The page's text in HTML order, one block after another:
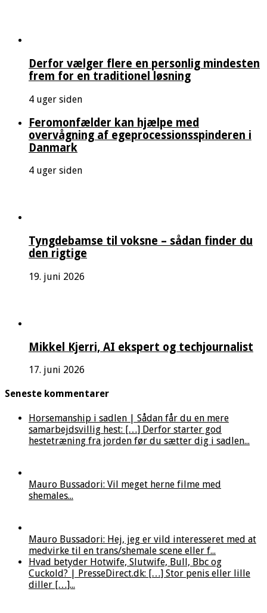
Derfor vælger flere en personlig mindesten
frem for en traditionel løsning
4 uger siden
Feromonfælder kan hjælpe med
overvågning af egeprocessionsspinderen i
Danmark
4 uger siden
Tyngdebamse til voksne – sådan finder du
den rigtige
19. juni 2026
Mikkel Kjerri, AI ekspert og techjournalist
17. juni 2026
Seneste kommentarer
Horsemanship i sadlen | Sådan får du en mere
samarbejdsvillig hest: […] Derfor starter god
hestetræning fra jorden før du sætter dig i sadlen...
Mauro Bussadori: Vil meget herne filme med
shemales...
Mauro Bussadori: Hej, jeg er vild interesseret med at
medvirke til en trans/shemale scene eller f...
Hvad betyder Hotwife, Slutwife, Bull, Bbc og
Cuckold? | PresseDirect.dk: […] Stor penis eller lille
diller […]...